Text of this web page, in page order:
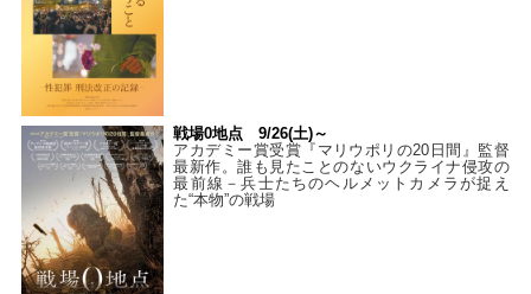
戦場0地点 9/26(土)～
アカデミー賞受賞『マリウポリの20日間』監督
最新作。誰も見たことのないウクライナ侵攻の
最前線－兵士たちのヘルメットカメラが捉え
た“本物”の戦場